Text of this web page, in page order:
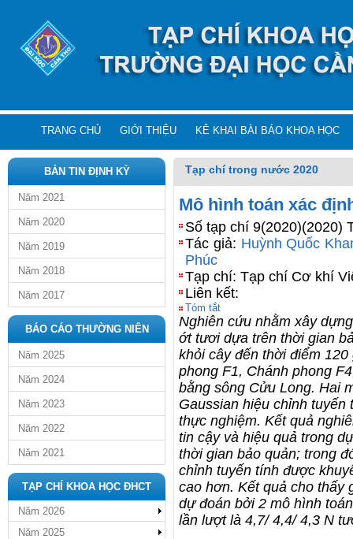
TRANG CHỦ GIỚI THIỆU KÊ KHAI BÀI BÁO KHOA HỌC
BẢN TIN ĐỊNH KỲ
Năm 2021
Năm 2020
Năm 2019
Năm 2018
Năm 2017
BÁO CÁO THƯỜNG NIÊN
Năm 2025
Năm 2024
Năm 2023
Năm 2022
Năm 2021
TẠP CHÍ KHOA HỌC ĐHCT
Năm 2026
Năm 2025
Tạp chí trong nước 2020
Mô hình toán xác
Số tạp chí 9(2020)(2020)
Tác giả: Huỳnh Quốc
Phúc
Tạp chí: Tạp chí Cơ khí
Liên kết:
Tóm tắt
Nghiên cứu nhằm xây
ớt tươi dựa trên thời gian
khỏi cây đến thời điểm
phong F1, Chánh phong
bằng sông Cửu Long. Hai
Gaussian hiệu chỉnh
thực nghiệm. Kết quả
tin cậy và hiệu quả trong
thời gian bảo quản; trong
chỉnh tuyến tính được
cao hơn. Kết quả cho thấy
dự đoán bởi 2 mô hình
lần lượt là 4,7/ 4,4/ 4,3 N